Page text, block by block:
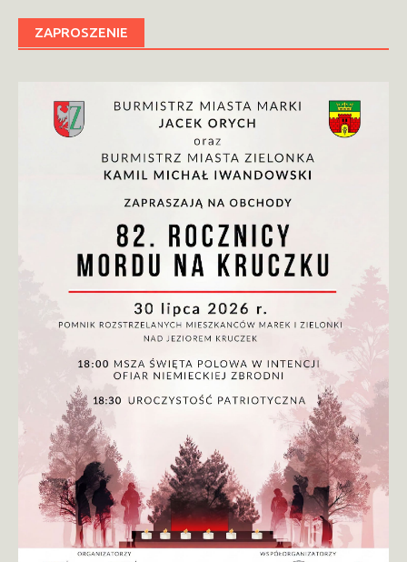
ZAPROSZENIE